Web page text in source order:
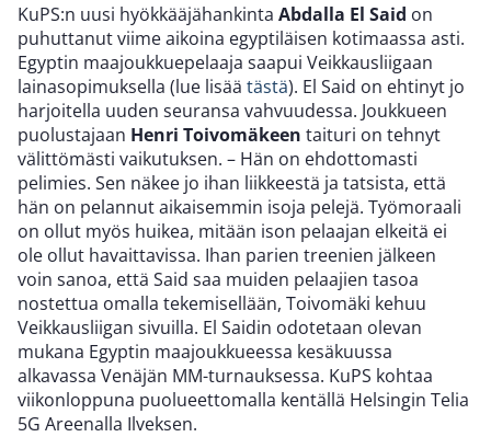
KuPS:n uusi hyökkääjähankinta Abdalla El Said on
puhuttanut viime aikoina egyptiläisen kotimaassa asti.
Egyptin maajoukkuepelaaja saapui Veikkausliigaan
lainasopimuksella (lue lisää tästä). El Said on ehtinyt jo
harjoitella uuden seuransa vahvuudessa. Joukkueen
puolustajaan Henri Toivomäkeen taituri on tehnyt
välittömästi vaikutuksen. – Hän on ehdottomasti
pelimies. Sen näkee jo ihan liikkeestä ja tatsista, että
hän on pelannut aikaisemmin isoja pelejä. Työmoraali
on ollut myös huikea, mitään ison pelaajan elkeitä ei
ole ollut havaittavissa. Ihan parien treenien jälkeen
voin sanoa, että Said saa muiden pelaajien tasoa
nostettua omalla tekemisellään, Toivomäki kehuu
Veikkausliigan sivuilla. El Saidin odotetaan olevan
mukana Egyptin maajoukkueessa kesäkuussa
alkavassa Venäjän MM-turnauksessa. KuPS kohtaa
viikonloppuna puolueettomalla kentällä Helsingin Telia
5G Areenalla Ilveksen.